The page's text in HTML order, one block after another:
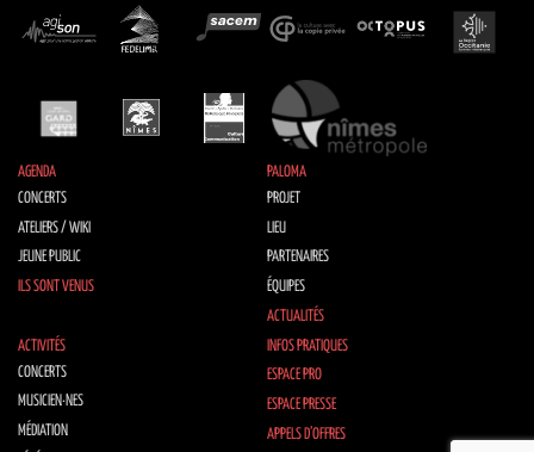
AGENDA
CONCERTS
ATELIERS / WIKI
JEUNE PUBLIC
ILS SONT VENUS
PALOMA
PROJET
LIEU
PARTENAIRES
ÉQUIPES
ACTUALITÉS
ACTIVITÉS
CONCERTS
MUSICIEN·NES
MÉDIATION
INFOS PRATIQUES
ESPACE PRO
ESPACE PRESSE
APPELS D’OFFRES